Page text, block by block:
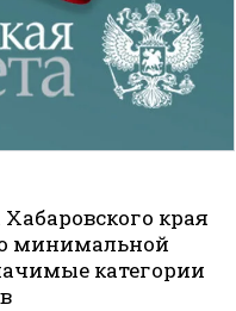
края
минимальной
категории